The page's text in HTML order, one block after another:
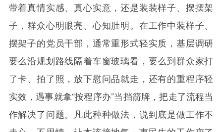
带着真情实感、真心实意，还是装装样子、摆摆架
子，群众心明眼亮、心知肚明。在工作中装样子、
摆架子的党员干部，通常重形式轻实质，基层调研
要么沿规划路线隔着车窗玻璃看，要么到群众家打
了卡、拍了照，放下慰问品就走，还有的重程序轻
实效，遇事就拿“按程序办”当挡箭牌，把走了流程当
作解决了问题。凡此种种做法，说到底是做工作不